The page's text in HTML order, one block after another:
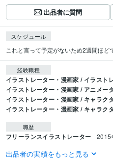
出品者に質問
スケジュール
これと言って予定がないため2週間ほど
経験職種
イラストレーター・漫画家 / イラスト
イラストレーター・漫画家 / アニメー
イラストレーター・漫画家 / キャラク
イラストレーター・漫画家 / キャラク
職歴
フリーランスイラストレーター 2015
得意分野
出品者の実績をもっと見る